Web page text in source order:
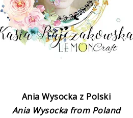
Ania Wysocka z Polski
Ania Wysocka from Poland